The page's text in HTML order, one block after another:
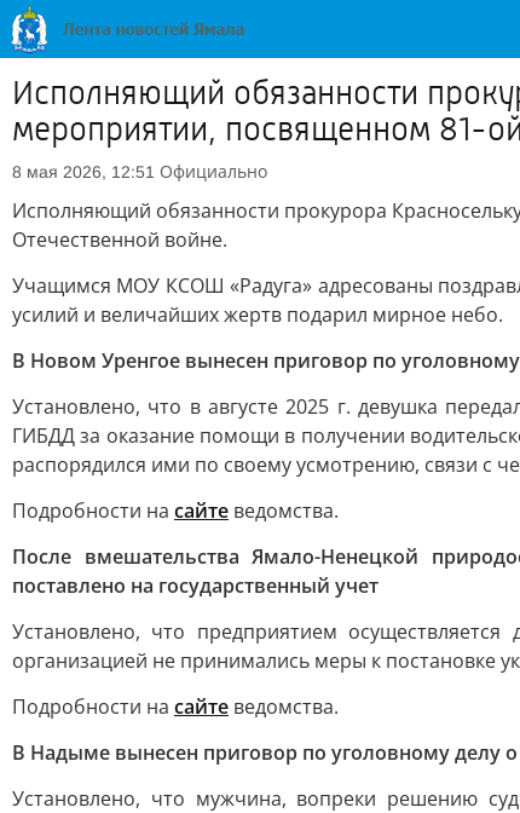
Исполняющий обязанности
мероприятии, посвященном 81-
8 мая 2026, 12:51 Официально
Исполняющий обязанности прокурора
Отечественной войне.
Учащимся МОУ КСОШ «Радуга» адресованы
усилий и величайших жертв подарил мирное небо.
В Новом Уренгое вынесен приговор по
Установлено, что в августе 2025 г. девушка
ГИБДД за оказание помощи в получении
распорядился ими по своему усмотрению, связи с
Подробности на сайте ведомства.
После вмешательства Ямало-Ненецкой
поставлено на государственный учет
Установлено, что предприятием
организацией не принимались меры к постановке
Подробности на сайте ведомства.
В Надыме вынесен приговор по уголовному делу
Установлено, что мужчина, вопреки решению